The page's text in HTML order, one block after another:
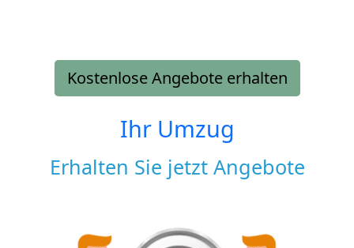
Kostenlose Angebote erhalten
Ihr Umzug
Erhalten Sie jetzt Angebote